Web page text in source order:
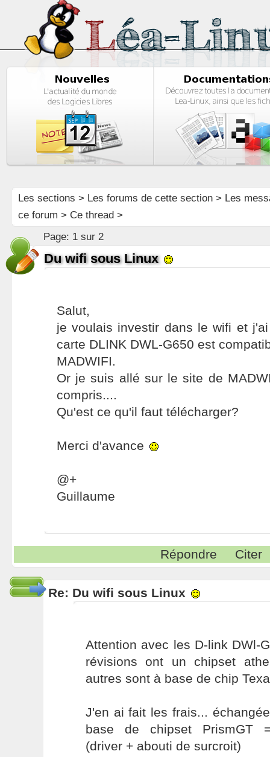
Les sections > Les forums de cette section> Les
ce forum > Ce thread >
Page: 1 sur 2
Du wifi sous Linux
Salut,
je voulais investir dans le wifi et
carte DLINK DWL-G650 est
MADWIFI.
Or je suis allé sur le site de
compris....
Qu'est ce qu'il faut télécharger?
Merci d'avance
@+
Guillaume
Répondre Citer
Re: Du wifi sous Linux
Attention avec les D-link DWl-
révisions ont un chipset
autres sont à base de chip
J'en ai fait les frais...
base de chipset PrismGT
(driver + abouti de surcroit)